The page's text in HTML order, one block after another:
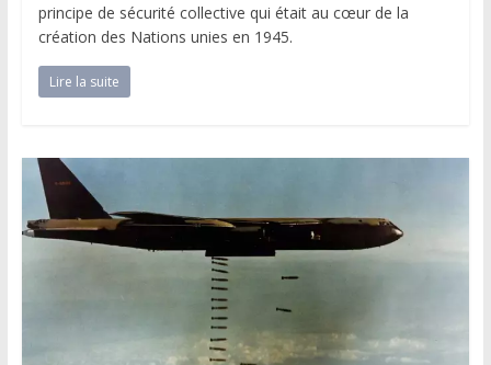
principe de sécurité collective qui était au cœur de la
création des Nations unies en 1945.
Lire la suite